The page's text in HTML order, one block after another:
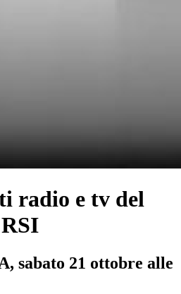
radio e tv del
sabato 21 ottobre alle